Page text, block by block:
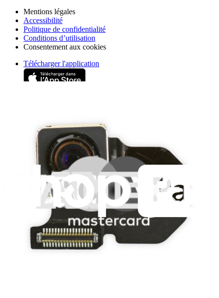
Mentions légales
Accessibilité
Politique de confidentialité
Conditions d’utilisation
Consentement aux cookies
Télécharger l'application
Je m'abonne à la newsletter
Apprenez quelque chose de nouveau chaque semaine